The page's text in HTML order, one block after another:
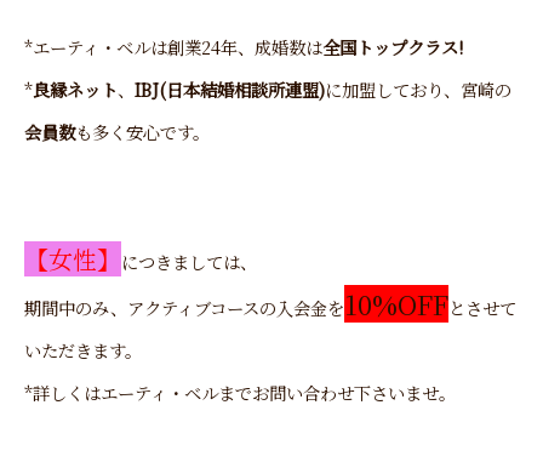
*エーティ・ベルは創業24年、成婚数は全国トップクラス!
*良縁ネット、 IBJ(日本結婚相談所連盟)に加盟しており、宮崎の
会員数も多く安心です。
【女性】
につきましては、
期間中のみ、アクティブコースの入会金を10%OFFとさせて
いただきます。
*詳しくはエーティ・ベルまでお問い合わせ下さいませ。